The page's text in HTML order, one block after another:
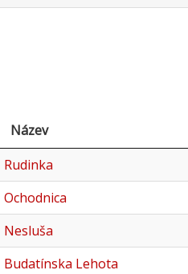
Název
Rudinka
Ochodnica
Nesluša
Budatínska Lehota